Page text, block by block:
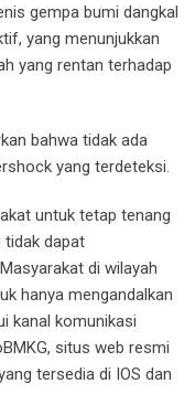
gempa bumi dangkal
yang menunjukkan
yang rentan terhadap
bahwa tidak ada
yang terdeteksi.
untuk tetap tenang
tidak dapat
di wilayah
hanya mengandalkan
kanal komunikasi
situs web resmi
tersedia di IOS dan